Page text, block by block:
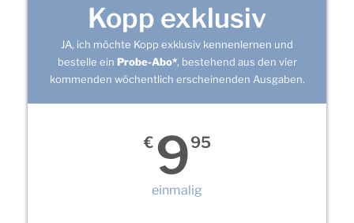
Kopp exklusiv
JA, ich möchte Kopp exklusiv kennenlernen und
bestelle ein Probe-Abo*, bestehend aus den vier
kommenden wöchentlich erscheinenden Ausgaben.
€ 995
einmalig